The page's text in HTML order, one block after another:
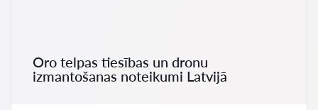
Oro telpas tiesības un dronu
izmantošanas noteikumi Latvijā